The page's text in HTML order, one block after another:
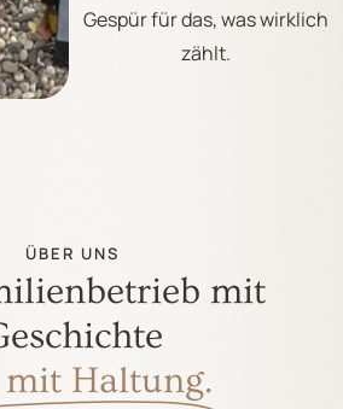
Gespür für das, was wirklich
zählt.
ÜBER UNS
mit
Haltung.